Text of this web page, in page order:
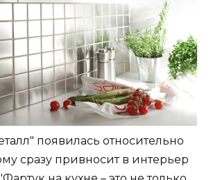
появилась относительно
сразу привносит в интерьер